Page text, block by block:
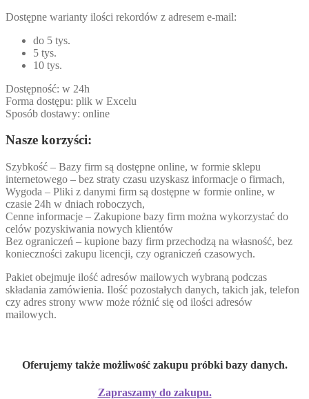
Dostępne warianty ilości rekordów z adresem e-mail:
do 5 tys.
5 tys.
10 tys.
Dostępność: w 24h
Forma dostępu: plik w Excelu
Sposób dostawy: online
Nasze korzyści:
Szybkość – Bazy firm są dostępne online, w formie sklepu
internetowego – bez straty czasu uzyskasz informacje o firmach,
Wygoda – Pliki z danymi firm są dostępne w formie online, w
czasie 24h w dniach roboczych,
Cenne informacje – Zakupione bazy firm można wykorzystać do
celów pozyskiwania nowych klientów
Bez ograniczeń – kupione bazy firm przechodzą na własność, bez
konieczności zakupu licencji, czy ograniczeń czasowych.
Pakiet obejmuje ilość adresów mailowych wybraną podczas
składania zamówienia. Ilość pozostałych danych, takich jak, telefon
czy adres strony www może różnić się od ilości adresów
mailowych.
Oferujemy także możliwość zakupu próbki bazy danych.
Zapraszamy do zakupu.